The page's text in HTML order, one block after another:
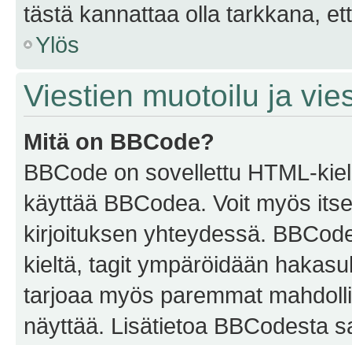
tästä kannattaa olla tarkkana,
Ylös
Viestien muotoilu ja
Mitä on BBCode?
BBCode on sovellettu HTML-
käyttää BBCodea. Voit myös
kirjoituksen yhteydessä.
kieltä, tagit ympäröidään
tarjoaa myös paremmat
näyttää. Lisätietoa BBCodesta